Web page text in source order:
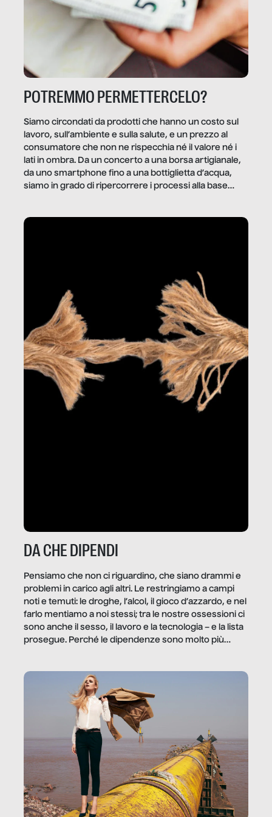
POTREMMO PERMETTERCELO?
Siamo circondati da prodotti che hanno un costo sul
lavoro, sull’ambiente e sulla salute, e un prezzo al
consumatore che non ne rispecchia né il valore né i
lati in ombra. Da un concerto a una borsa artigianale,
da uno smartphone fino a una bottiglietta d’acqua,
siamo in grado di ripercorrere i processi alla base
dietro gli oggetti e i servizi che fanno la nostra vita
DA CHE DIPENDI
Pensiamo che non ci riguardino, che siano drammi e
problemi in carico agli altri. Le restringiamo a campi
noti e temuti: le droghe, l’alcol, il gioco d’azzardo, e nel
farlo mentiamo a noi stessi; tra le nostre ossessioni ci
sono anche il sesso, il lavoro e la tecnologia – e la lista
prosegue. Perché le dipendenze sono molto più
trae un guadagno. In questo reportage vediamo
quale e come.